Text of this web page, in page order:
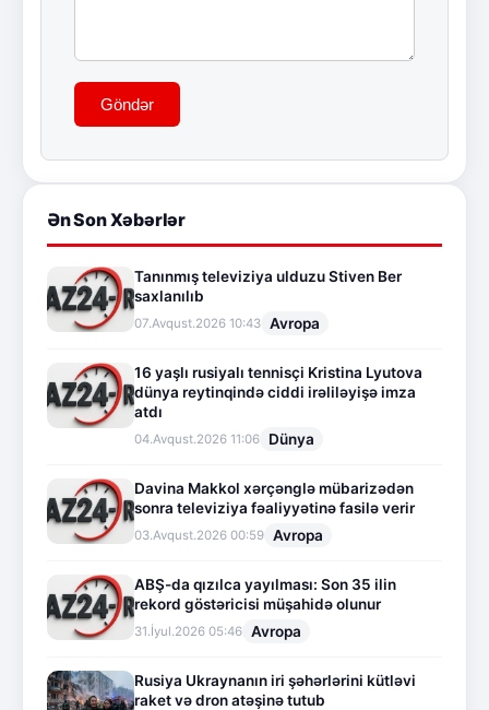
Göndər
Ən Son Xəbərlər
Tanınmış televiziya ulduzu Stiven Ber
saxlanılıb
07.Avqust.2026 10:43 Avropa
16 yaşlı rusiyalı tennisçi Kristina Lyutova
dünya reytinqində ciddi irəliləyişə imza
atdı
04.Avqust.2026 11:06 Dünya
Davina Makkol xərçənglə mübarizədən
sonra televiziya fəaliyyətinə fasilə verir
03.Avqust.2026 00:59 Avropa
ABŞ-da qızılca yayılması: Son 35 ilin
rekord göstəricisi müşahidə olunur
31.İyul.2026 05:46 Avropa
Rusiya Ukraynanın iri şəhərlərini kütləvi
raket və dron atəşinə tutub